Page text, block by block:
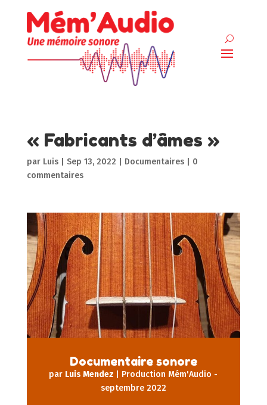
« Fabricants d’âmes »
par Luis| Sep 13, 2022 Documentaires| 0
commentaires
Documentaire sonore
par Luis Mendez
Production Mém'Audio -
septembre 2022